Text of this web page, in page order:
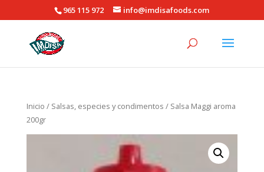
965 115 972 info@imdisafoods.com
Inicio / Salsas, especies y condimentos / Salsa Maggi aroma
200gr